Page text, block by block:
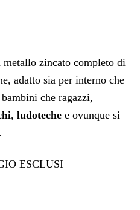
metallo zincato completo di
adatto sia per interno che
che ragazzi,
, ludoteche e ovunque si
ESCLUSI